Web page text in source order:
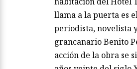
llama a la puerta es
periodista, novelista
grancanario Benito
acción de la obra se